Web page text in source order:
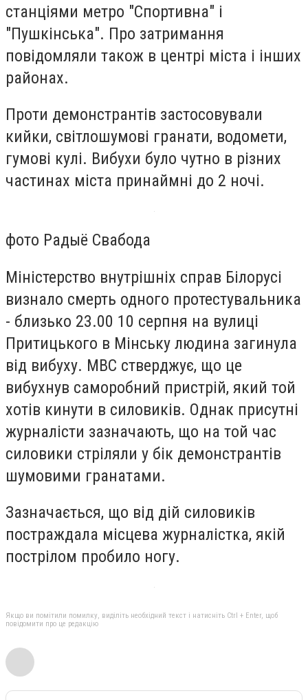
станціями метро "Спортивна" і
"Пушкінська". Про затримання
повідомляли також в центрі міста і інших
районах.
Проти демонстрантів застосовували
кийки, світлошумові гранати, водомети,
гумові кулі. Вибухи було чутно в різних
частинах міста принаймні до 2 ночі.
фото Радыё Свабода
Міністерство внутрішніх справ Білорусі
визнало смерть одного протестувальника
- близько 23.00 10 серпня на вулиці
Притицького в Мінську людина загинула
від вибуху. МВС стверджує, що це
вибухнув саморобний пристрій, який той
хотів кинути в силовиків. Однак присутні
журналісти зазначають, що на той час
силовики стріляли у бік демонстрантів
шумовими гранатами.
Зазначається, що від дій силовиків
постраждала місцева журналістка, якій
пострілом пробило ногу.
Якщо ви помітили помилку, виділіть необхідний текст і натисніть Ctrl + Enter, щоб
повідомити про це редакцію